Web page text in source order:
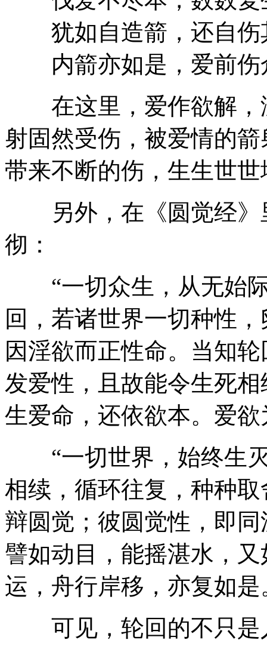
犹如自造箭，还自伤
内箭亦如是，爱前伤
在这里，爱作欲解，
射固然受伤，被爱情的
带来不断的伤，生生世
另外，在《圆觉经》
彻：
“一切众生，从无始际
回，若诸世界一切种性
因淫欲而正性命。当知
发爱性，且故能令生死
生爱命，还依欲本。爱
“一切世界，始终生灭
相续，循环往复，种种
辩圆觉；彼圆觉性，即
譬如动目，能摇湛水，
运，舟行岸移，亦复如是
可见，轮回的不只是